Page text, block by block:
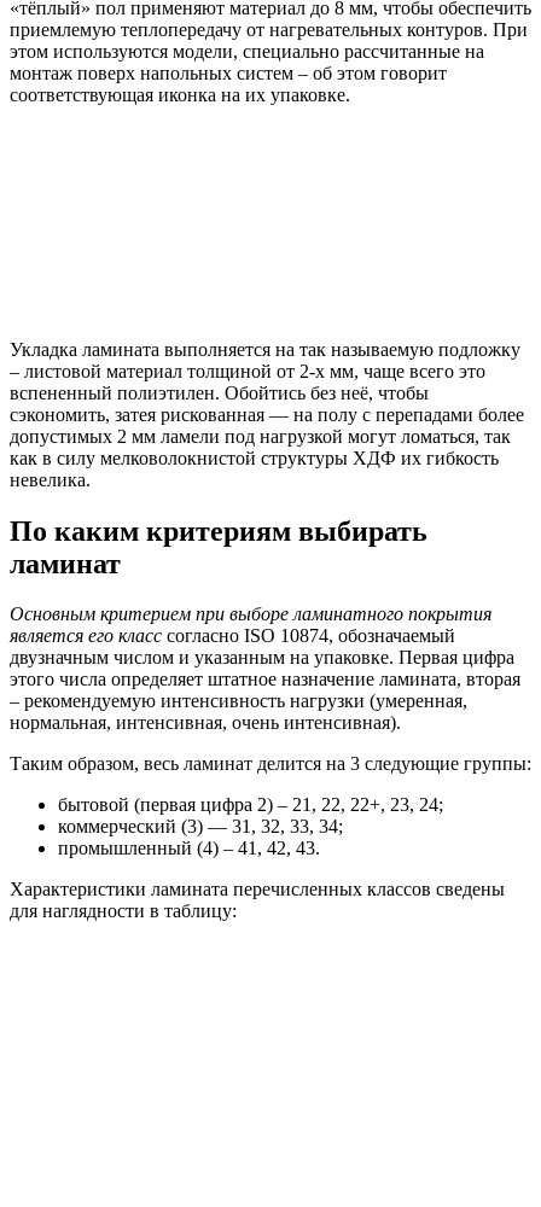
«тёплый» пол применяют материал до 8 мм, чтобы обеспечить
приемлемую теплопередачу от нагревательных контуров. При
этом используются модели, специально рассчитанные на
монтаж поверх напольных систем – об этом говорит
соответствующая иконка на их упаковке.
Укладка ламината выполняется на так называемую подложку
– листовой материал толщиной от 2-х мм, чаще всего это
вспененный полиэтилен. Обойтись без неё, чтобы
сэкономить, затея рискованная — на полу с перепадами более
допустимых 2 мм ламели под нагрузкой могут ломаться, так
как в силу мелковолокнистой структуры ХДФ их гибкость
невелика.
По каким критериям выбирать
ламинат
Основным критерием при выборе ламинатного покрытия
является его класс согласно ISO 10874, обозначаемый
двузначным числом и указанным на упаковке. Первая цифра
этого числа определяет штатное назначение ламината, вторая
– рекомендуемую интенсивность нагрузки (умеренная,
нормальная, интенсивная, очень интенсивная).
Таким образом, весь ламинат делится на 3 следующие группы:
бытовой (первая цифра 2) – 21, 22, 22+, 23, 24;
коммерческий (3) — 31, 32, 33, 34;
промышленный (4) – 41, 42, 43.
Характеристики ламината перечисленных классов сведены
для наглядности в таблицу: